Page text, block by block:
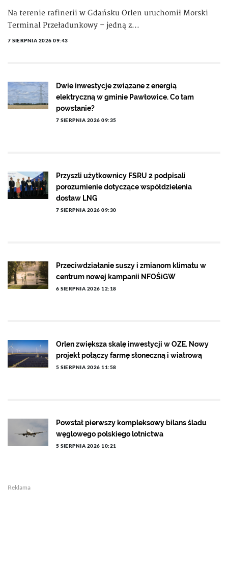
Na terenie rafinerii w Gdańsku Orlen uruchomił Morski
Terminal Przeładunkowy – jedną z...
7 SIERPNIA 2026 09:43
Dwie inwestycje związane z energią
elektryczną w gminie Pawłowice. Co tam
powstanie?
7 SIERPNIA 2026 09:35
Przyszli użytkownicy FSRU 2 podpisali
porozumienie dotyczące współdzielenia
dostaw LNG
7 SIERPNIA 2026 09:30
Przeciwdziałanie suszy i zmianom klimatu w
centrum nowej kampanii NFOŚiGW
6 SIERPNIA 2026 12:18
Orlen zwiększa skalę inwestycji w OZE. Nowy
projekt połączy farmę słoneczną i wiatrową
5 SIERPNIA 2026 11:58
Powstał pierwszy kompleksowy bilans śladu
węglowego polskiego lotnictwa
5 SIERPNIA 2026 10:21
Reklama